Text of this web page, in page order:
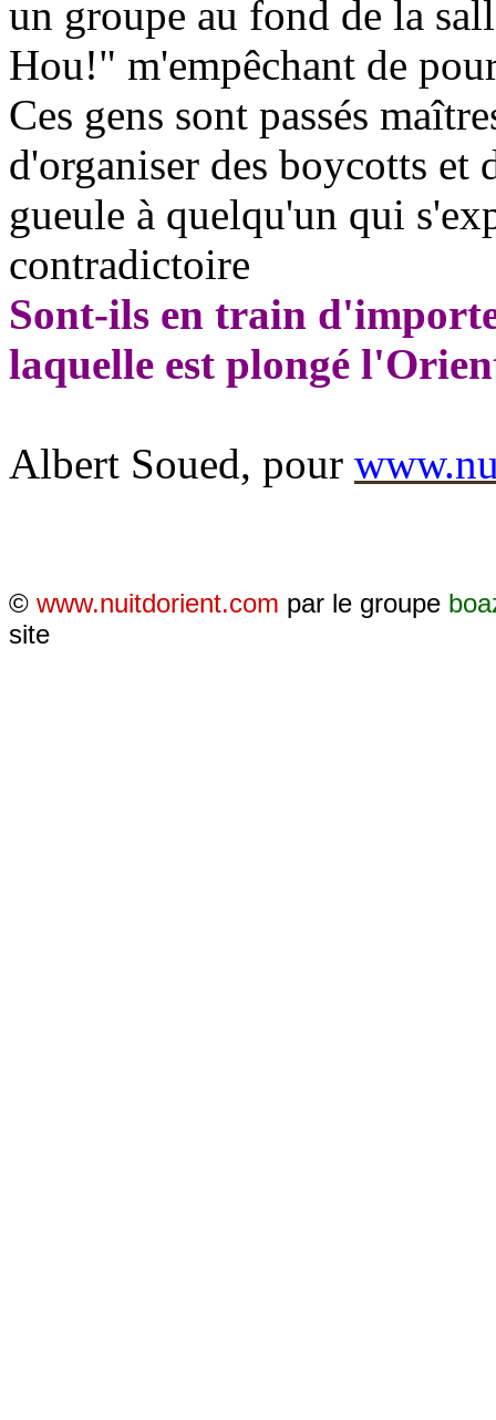
un groupe au fond de la
Hou!" m'empêchant de
Ces gens sont passés
d'organiser des boycotts et
gueule à quelqu'un qui
contradictoire
Sont-ils en train
laquelle est plongé
Albert Soued, pour
© www.nuitdorient.com par le groupe
site